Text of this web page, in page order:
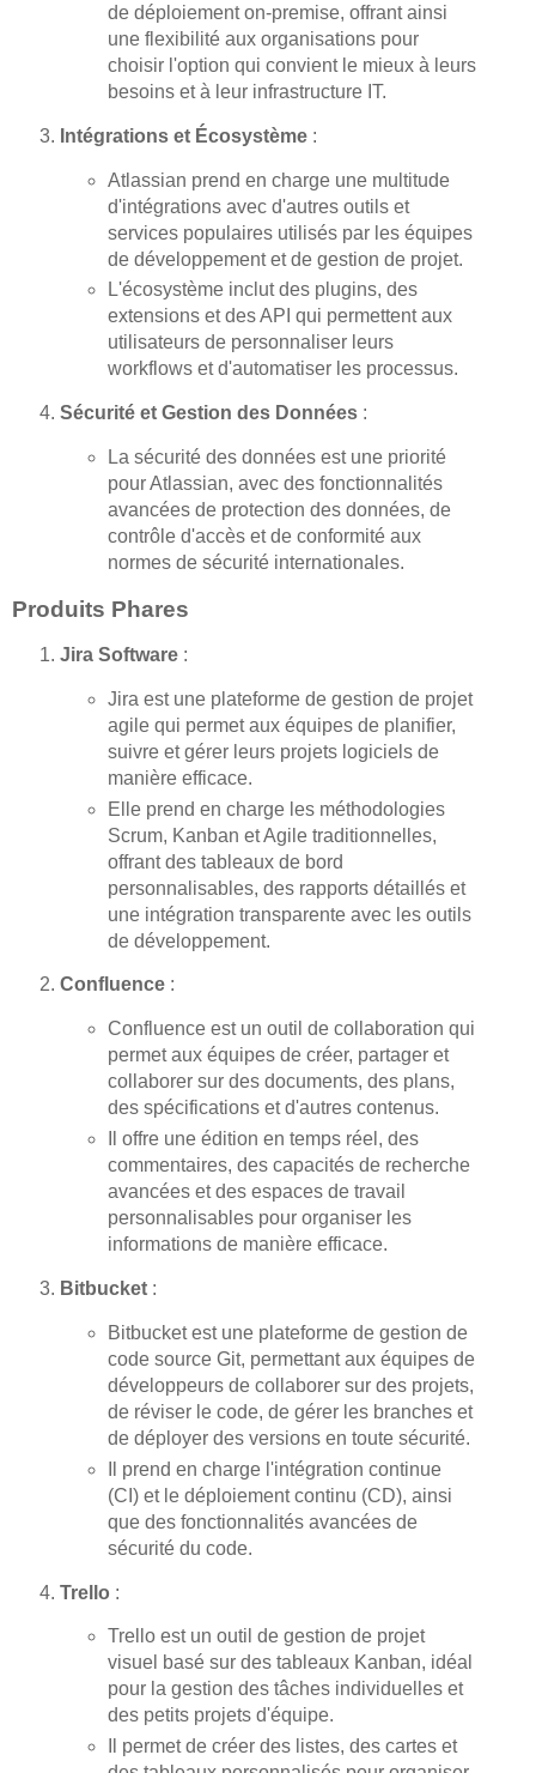
de déploiement on-premise, offrant ainsi
une flexibilité aux organisations pour
choisir l'option qui convient le mieux à leurs
besoins et à leur infrastructure IT.
Intégrations et Écosystème :
Atlassian prend en charge une multitude
d'intégrations avec d'autres outils et
services populaires utilisés par les équipes
de développement et de gestion de projet.
L'écosystème inclut des plugins, des
extensions et des API qui permettent aux
utilisateurs de personnaliser leurs
workflows et d'automatiser les processus.
Sécurité et Gestion des Données :
La sécurité des données est une priorité
pour Atlassian, avec des fonctionnalités
avancées de protection des données, de
contrôle d'accès et de conformité aux
normes de sécurité internationales.
Produits Phares
Jira Software :
Jira est une plateforme de gestion de projet
agile qui permet aux équipes de planifier,
suivre et gérer leurs projets logiciels de
manière efficace.
Elle prend en charge les méthodologies
Scrum, Kanban et Agile traditionnelles,
offrant des tableaux de bord
personnalisables, des rapports détaillés et
une intégration transparente avec les outils
de développement.
Confluence :
Confluence est un outil de collaboration qui
permet aux équipes de créer, partager et
collaborer sur des documents, des plans,
des spécifications et d'autres contenus.
Il offre une édition en temps réel, des
commentaires, des capacités de recherche
avancées et des espaces de travail
personnalisables pour organiser les
informations de manière efficace.
Bitbucket :
Bitbucket est une plateforme de gestion de
code source Git, permettant aux équipes de
développeurs de collaborer sur des projets,
de réviser le code, de gérer les branches et
de déployer des versions en toute sécurité.
Il prend en charge l'intégration continue
(CI) et le déploiement continu (CD), ainsi
que des fonctionnalités avancées de
sécurité du code.
Trello :
Trello est un outil de gestion de projet
visuel basé sur des tableaux Kanban, idéal
pour la gestion des tâches individuelles et
des petits projets d'équipe.
Il permet de créer des listes, des cartes et